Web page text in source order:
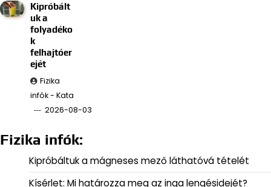
Kipróbált
uk a
folyadéko
k
felhajtóer
ejét
Fizika
infók - Kata
2026-08-03
Fizika infók:
Kipróbáltuk a mágneses mező láthatóvá tételét
Kísérlet: Mi határozza meg az inga lengésidejét?